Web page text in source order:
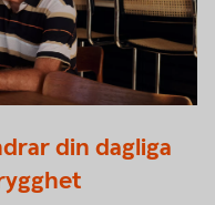
din dagliga